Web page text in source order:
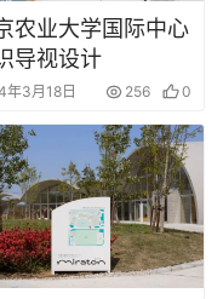
农业大学国际中心
导视设计
年3月18日 256 0